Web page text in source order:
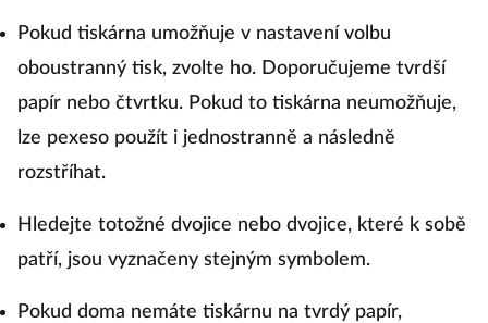
Pokud tiskárna umožňuje v nastavení volbu
oboustranný tisk, zvolte ho. Doporučujeme tvrdší
papír nebo čtvrtku. Pokud to tiskárna neumožňuje,
lze pexeso použít i jednostranně a následně
rozstříhat.
Hledejte totožné dvojice nebo dvojice, které k sobě
patří, jsou vyznačeny stejným symbolem.
Pokud doma nemáte tiskárnu na tvrdý papír,